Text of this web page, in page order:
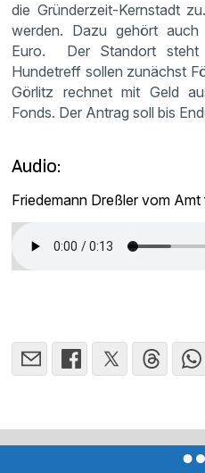
die Gründerzeit-Kernstadt
werden. Dazu gehört
Euro. Der Standort
Hundetreff sollen zunächst
Görlitz rechnet mit Geld
Fonds. Der Antrag soll bis
Audio:
Friedemann Dreßler vom